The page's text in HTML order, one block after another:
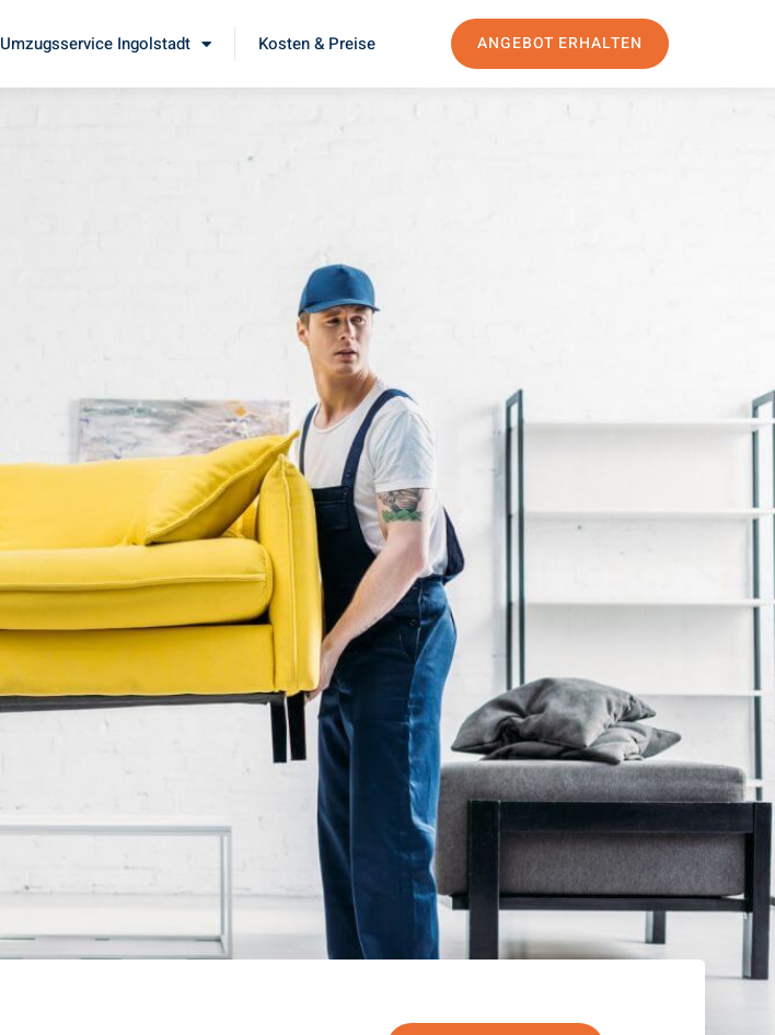
Umzugsservice Ingolstadt Kosten & Preise ANGEBOT ERHALTEN